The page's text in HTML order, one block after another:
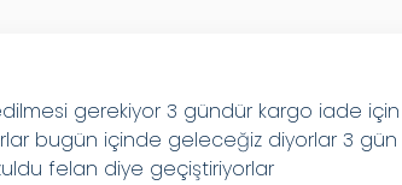
gerekiyor 3 gündür kargo iade için
bugün içinde geleceğiz diyorlar 3 gün
felan diye geçiştiriyorlar